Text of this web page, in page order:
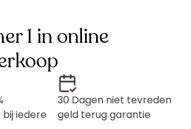
1 in online
iedere
30 Dagen niet tevreden
geld terug garantie